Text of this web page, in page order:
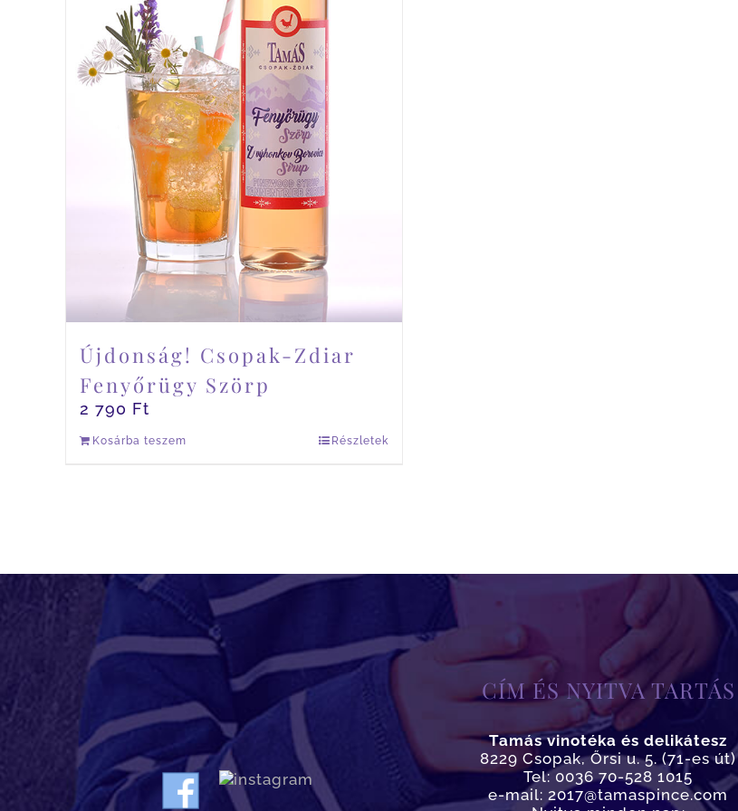
Újdonság! Csopak-Zdiar
Fenyőrügy Szörp
2 790 Ft
Kosárba teszem Részletek
CÍM ÉS NYITVA TARTÁS
Tamás vinotéka és delikátesz
8229 Csopak, Őrsi u. 5. (71-es út)
Tel: 0036 70-528 1015
e-mail: 2017@tamaspince.com